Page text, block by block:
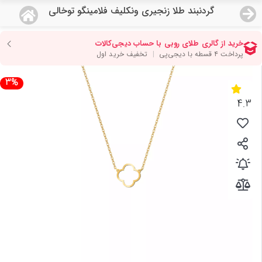
گردنبند طلا زنجیری ونکلیف فلامینگو توخالی
منو
صفحه اصلی
دسته بندی محصولات
نمایندگی ها
مجله روبی
درباره ما
3%
4.3